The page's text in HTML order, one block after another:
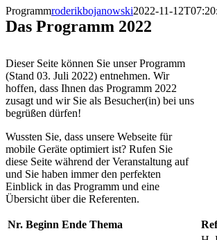
Programmroderikbojanowski2022-11-
Das Programm 2022
Dieser Seite können Sie unser Programm
(Stand 03. Juli 2022) entnehmen. Wir
hoffen, dass Ihnen das Programm 2022
zusagt und wir Sie als Besucher(in) bei uns
begrüßen dürfen!
Wussten Sie, dass unsere Webseite für
mobile Geräte optimiert ist? Rufen Sie
diese Seite während der Veranstaltung auf
und Sie haben immer den perfekten
Einblick in das Programm und eine
Übersicht über die Referenten.
Nr. Beginn Ende Thema